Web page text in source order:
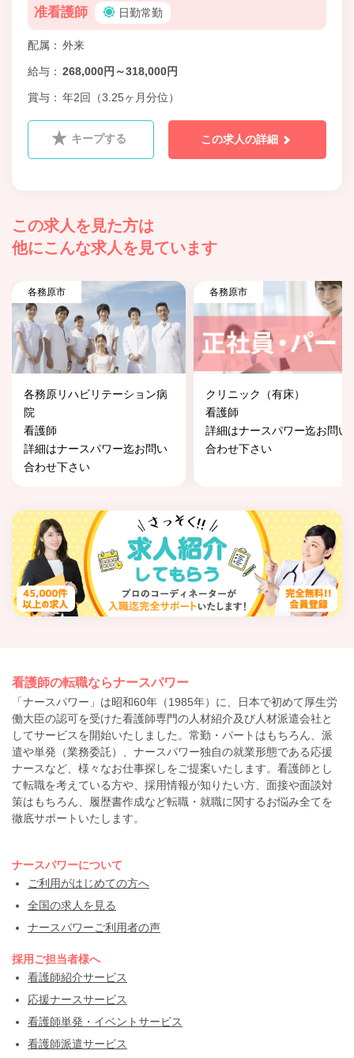
准看護師 日勤常勤
配属 外来
給与 268,000円～318,000円
賞与 年2回（3.25ヶ月分位）
キープする この求人の詳細
この求人を見た方は
他にこんな求人を見ています
各務原市
各務原リハビリテーション病
院
看護師
詳細はナースパワー迄お問い
合わせ下さい
各務原市
クリニック（有床）
看護師
詳細はナースパワー迄お問い
合わせ下さい
看護師の転職ならナースパワー
「ナースパワー」は昭和60年（1985年）に、日本で初めて厚生労
働大臣の認可を受けた看護師専門の人材紹介及び人材派遣会社と
してサービスを開始いたしました。常勤・パートはもちろん、派
遣や単発（業務委託）、ナースパワー独自の就業形態である応援
ナースなど、様々なお仕事探しをご提案いたします。看護師とし
て転職を考えている方や、採用情報が知りたい方、面接や面談対
策はもちろん、履歴書作成など転職・就職に関するお悩み全てを
徹底サポートいたします。
ナースパワーについて
ご利用がはじめての方へ
全国の求人を見る
ナースパワーご利用者の声
採用ご担当者様へ
看護師紹介サービス
応援ナースサービス
看護師単発・イベントサービス
看護師派遣サービス